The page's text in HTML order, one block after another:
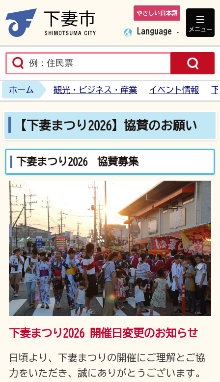
下妻市ホームペ
やさしい日本語
Language メニュー
ホーム 観光・ビジネス・産業 イベント情報
【下妻まつり2026】協賛のお願い
下妻まつり2026 協賛募集
下妻まつり2026 開催日変更のお知らせ
日頃より、下妻まつりの開催にご理解とご協
力をいただき、誠にありがとうございます。